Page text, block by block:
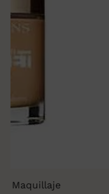
Maquillaje